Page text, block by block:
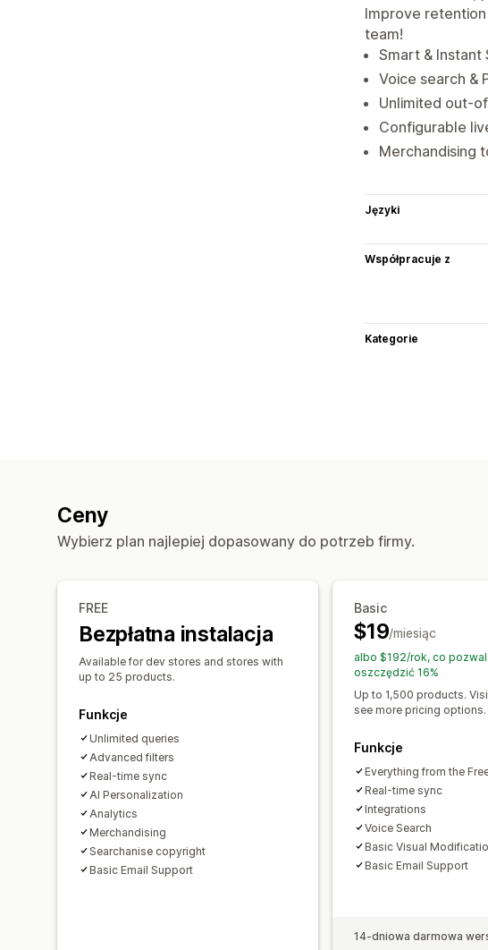
Improve
team!
Smart & Instant
Voice search &
Unlimited out-
Configurable
Merchandising
Języki
Współpracuje z
Kategorie
Ceny
Wybierz plan najlepiej dopasowany do potrzeb firmy.
FREE
Bezpłatna instalacja
Available for dev stores and stores with
up to 25 products.
Funkcje
Unlimited queries
Advanced filters
Real-time sync
AI Personalization
Analytics
Merchandising
Searchanise copyright
Basic Email Support
Basic
$19/miesiąc
albo $192/rok, co
oszczędzić 16%
Up to 1,500 products.
see more pricing options.
Funkcje
Everything from the
Real-time sync
Integrations
Voice Search
Basic Visual
Basic Email Support
14-dniowa darmowa